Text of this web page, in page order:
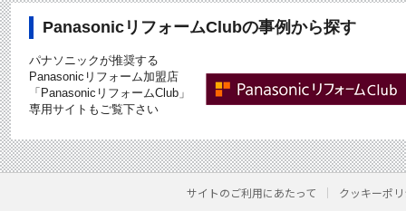
PanasonicリフォームClubの事例から探す
パナソニックが推奨する
Panasonicリフォーム加盟店
「PanasonicリフォームClub」
専用サイトもご覧下さい
サイトのご利用にあたって クッキーポ